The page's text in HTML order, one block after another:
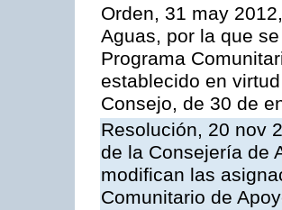
Orden, 31 may
Aguas, por la que
Programa
establecido en
Consejo, de 30 de
Resolución, 20 nov
de la Consejería de
modifican las
Comunitario de